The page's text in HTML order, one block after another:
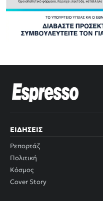
ΕΙΔΉΣΕΙΣ
Ρεπορτάζ
Πολιτική
Κόσμος
Cover Story